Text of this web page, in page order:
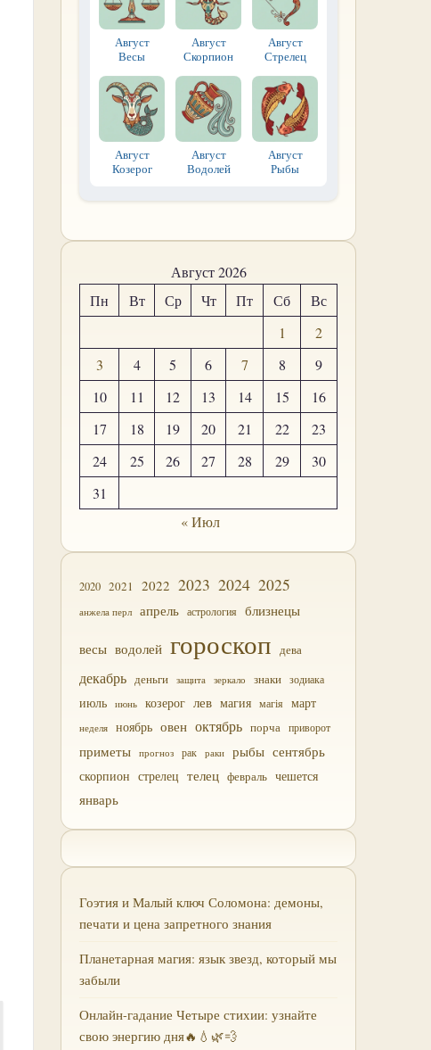
Август
Весы
Август
Скорпион
Август
Стрелец
Август
Козерог
Август
Водолей
Август
Рыбы
Август 2026
Пн
Вт Ср Чт Пт Сб
Вс
1
2
3
4 5 6 7 8
9
10
11 12 13 14 15
16
17
18 19 20 21 22
23
24
25 26 27 28 29
30
31
« Июл
2020 2021 2022 2023 2024 2025
анжела перл апрель астрология близнецы
весы водолей гороскоп дева
декабрь деньги защита зеркало знаки зодиака
июль июнь козерог лев магия магія март
неделя ноябрь овен октябрь порча приворот
приметы прогноз рак раки рыбы сентябрь
скорпион стрелец телец февраль чешется
январь
Гоэтия и Малый ключ Соломона: демоны,
печати и цена запретного знания
Планетарная магия: язык звезд, который мы
забыли
Онлайн-гадание Четыре стихии: узнайте
свою энергию дня🔥💧🌿💨